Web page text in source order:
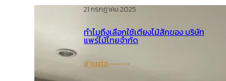
21 กรกฎาคม 2025
ทำไมถึงเลือกใช้เตียงไม้สักของ บริษัท
แพร่ไม้ไทยจำกัด
อ่านต่อ